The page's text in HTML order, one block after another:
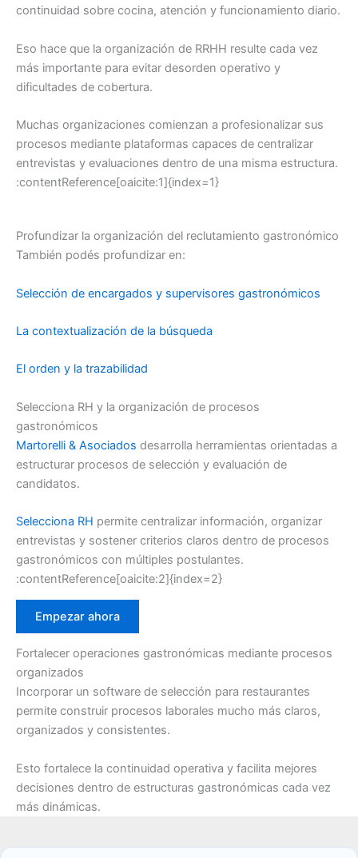
continuidad sobre cocina, atención y funcionamiento diario.
Eso hace que la organización de RRHH resulte cada vez
más importante para evitar desorden operativo y
dificultades de cobertura.
Muchas organizaciones comienzan a profesionalizar sus
procesos mediante plataformas capaces de centralizar
entrevistas y evaluaciones dentro de una misma estructura.
:contentReference[oaicite:1]{index=1}
Profundizar la organización del reclutamiento gastronómico
También podés profundizar en:
Selección de encargados y supervisores gastronómicos
La contextualización de la búsqueda
El orden y la trazabilidad
Selecciona RH y la organización de procesos
gastronómicos
Martorelli & Asociados desarrolla herramientas orientadas a
estructurar procesos de selección y evaluación de
candidatos.
Selecciona RH permite centralizar información, organizar
entrevistas y sostener criterios claros dentro de procesos
gastronómicos con múltiples postulantes.
:contentReference[oaicite:2]{index=2}
Empezar ahora
Fortalecer operaciones gastronómicas mediante procesos
organizados
Incorporar un software de selección para restaurantes
permite construir procesos laborales mucho más claros,
organizados y consistentes.
Esto fortalece la continuidad operativa y facilita mejores
decisiones dentro de estructuras gastronómicas cada vez
más dinámicas.